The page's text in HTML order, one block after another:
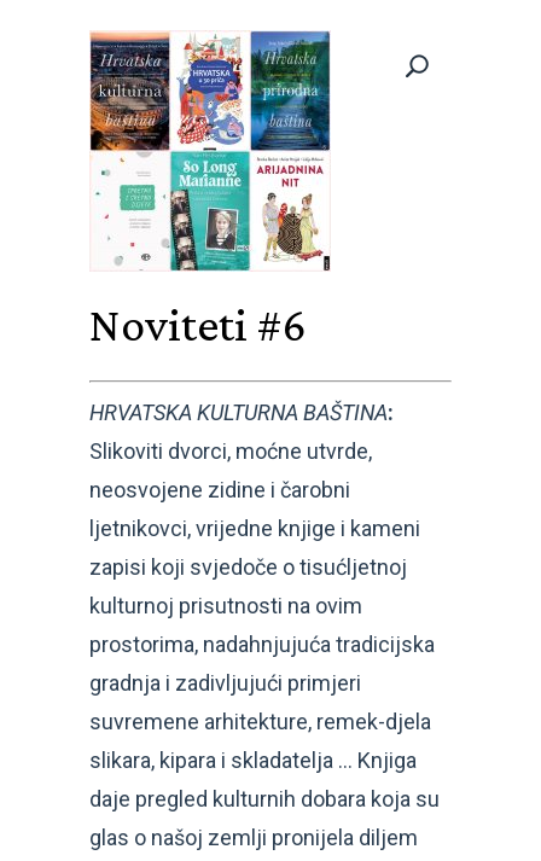
Noviteti #6
HRVATSKA KULTURNA BAŠTINA:
Slikoviti dvorci, moćne utvrde,
neosvojene zidine i čarobni
ljetnikovci, vrijedne knjige i kameni
zapisi koji svjedoče o tisućljetnoj
kulturnoj prisutnosti na ovim
prostorima, nadahnjujuća tradicijska
gradnja i zadivljujući primjeri
suvremene arhitekture, remek-djela
slikara, kipara i skladatelja … Knjiga
daje pregled kulturnih dobara koja su
glas o našoj zemlji pronijela diljem